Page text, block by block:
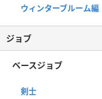
ウィンターブルーム編
ジョブ
ベースジョブ
剣士